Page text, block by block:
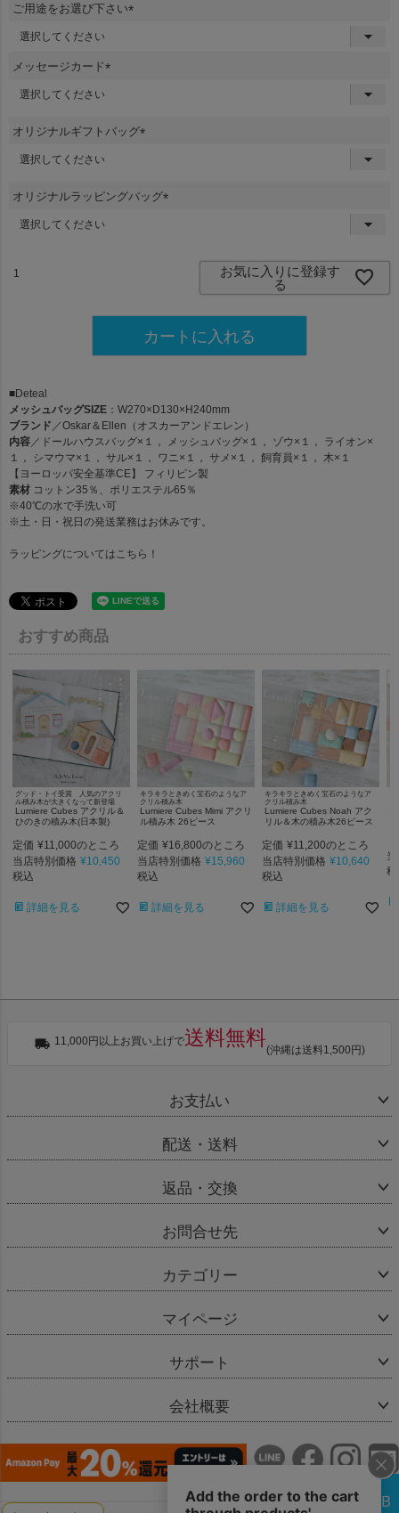
ご用途をお選び下さい
メッセージカード
)
オリジナルギフトバッグ
オリジナルラッピングバッグ
お気に入りに登録す
る
カートに入れる
■Deteal
メッシュバッグSIZE ：W270×D130×H240mm
ブランド ／Oskar＆Ellen（オスカーアンドエレン）
内容／ドールハウスバッグ×１， メッシュバッグ×１， ゾウ×１， ライオン×
１， シマウマ×１， サル×１， ワニ×１， サメ×１， 飼育員×１， 木×１
【ヨーロッパ安全基準CE】 フィリピン製
素材 コットン35％、ポリエステル65％
※40℃の水で手洗い可
※土・日・祝日の発送業務はお休みです。
ラッピングについてはこちら！
おすすめ商品
グッド・トイ受賞 人気のアクリ
ル積み木が大きくなって新登場
Lumiere Cubes アクリル＆
ひのきの積み木(日本製)
定価 ¥11,000のところ
当店特別価格 ¥10,450
税込
詳細を見る
キラキラときめく宝石のようなア
クリル積み木
Lumiere Cubes Mimi アクリ
ル積み木 26ピース
定価 ¥16,800のところ
当店特別価格 ¥15,960
税込
詳細を見る
キラキラときめく宝石のようなア
クリル積み木
Lumiere Cubes Noah アク
リル＆木の積み木26ピース
定価 ¥11,200のところ
当店特別価格 ¥10,640
税込
詳細を見る
税
11,000円以上お買い上げで送料無料
(沖縄は送料1,500円)
お支払い
配送・送料
返品・交換
お問合せ先
カテゴリー
マイページ
サポート
会社概要